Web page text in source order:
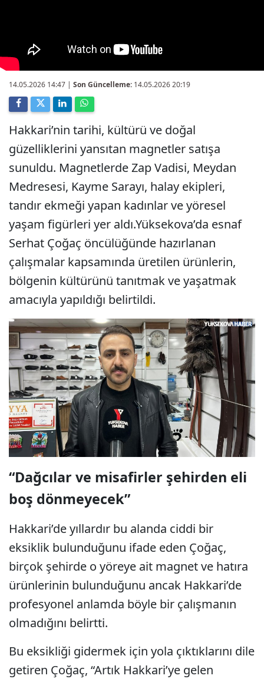
14.05.2026 14:47 | Son Güncelleme: 14.05.2026 20:19
Hakkari’nin tarihi, kültürü ve doğal
güzelliklerini yansıtan magnetler satışa
sunuldu. Magnetlerde Zap Vadisi, Meydan
Medresesi, Kayme Sarayı, halay ekipleri,
tandır ekmeği yapan kadınlar ve yöresel
yaşam figürleri yer aldı.Yüksekova’da esnaf
Serhat Çoğaç öncülüğünde hazırlanan
çalışmalar kapsamında üretilen ürünlerin,
bölgenin kültürünü tanıtmak ve yaşatmak
amacıyla yapıldığı belirtildi.
“Dağcılar ve misafirler şehirden eli
boş dönmeyecek”
Hakkari’de yıllardır bu alanda ciddi bir
eksiklik bulunduğunu ifade eden Çoğaç,
birçok şehirde o yöreye ait magnet ve hatıra
ürünlerinin bulunduğunu ancak Hakkari’de
profesyonel anlamda böyle bir çalışmanın
olmadığını belirtti.
Bu eksikliği gidermek için yola çıktıklarını dile
getiren Çoğaç, “Artık Hakkari’ye gelen